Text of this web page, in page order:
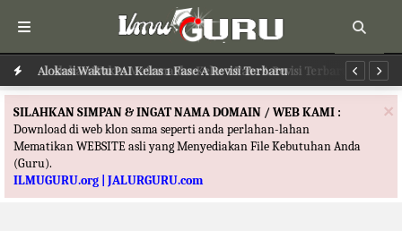
Alokasi Waktu PAI Kelas 1 Fase A Revisi Terbaru
Alokasi Waktu Matematika Kelas 1 Fase A Revisi Terbaru
×
SILAHKAN SIMPAN & INGAT NAMA DOMAIN / WEB KAMI :
Download di web klon sama seperti anda perlahan-lahan
Mematikan WEBSITE asli yang Menyediakan File Kebutuhan Anda
(Guru).
ILMUGURU.org | JALURGURU.com